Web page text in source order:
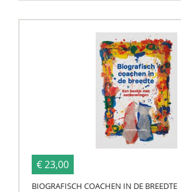
€ 23,00
BIOGRAFISCH COACHEN IN DE BREEDTE